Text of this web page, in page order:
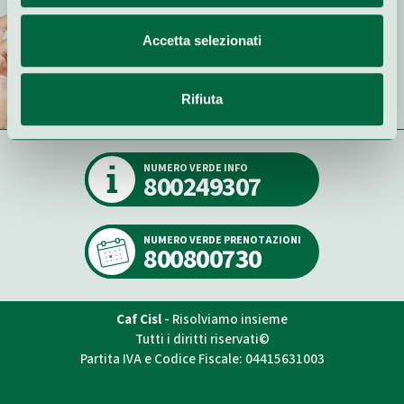
Accetta selezionati
Rifiuta
Stai da protagonista dentro il
cambiamento
Campagna Tesseramento CISL 2026
ISCRIVITI ORA
NUMERO VERDE INFO
800249307
NUMERO VERDE PRENOTAZIONI
800800730
Caf Cisl- Risolviamo insieme
Tutti i diritti riservati©
Partita IVA e Codice Fiscale: 04415631003